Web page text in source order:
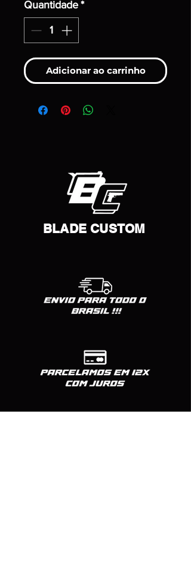
Quantidade *
Adicionar ao carrinho
BLADE CUSTOM